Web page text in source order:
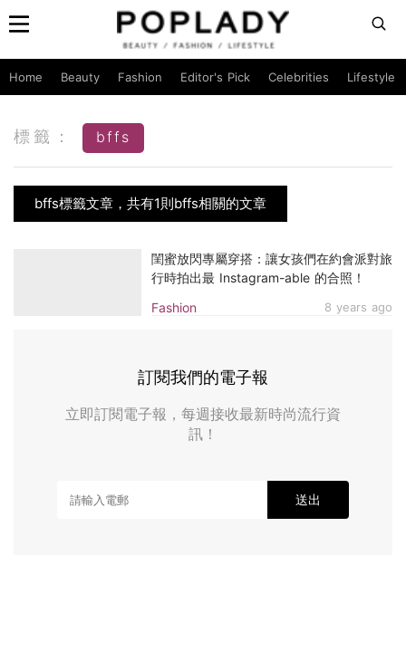
Home Beauty Fashion Editor's Pick Celebrities Lifestyle
標籤： bffs
bffs標籤文章，共有1則bffs相關的文章
Fashion 8 years ago
閨蜜放閃專屬穿搭：讓女孩們在約會派對旅
行時拍出最 Instagram-able 的合照！
訂閱我們的電子報
立即訂閱電子報，每週接收最新時尚流行資
訊！
送出